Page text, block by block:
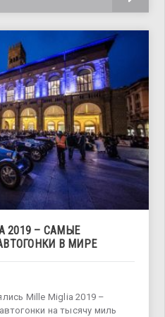
2019 – САМЫЕ
В МИРЕ
Mille Miglia 2019 –
на тысячу миль